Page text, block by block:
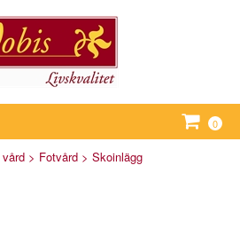
0
> Fotvård > Skoinlägg